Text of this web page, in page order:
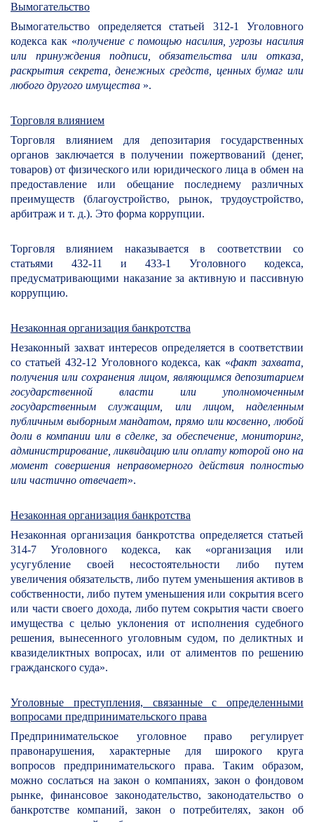
Вымогательство
Вымогательство определяется статьей 312-1 Уголовного
кодекса как «получение с помощью насилия, угрозы насилия
или принуждения подписи, обязательства или отказа,
раскрытия секрета, денежных средств, ценных бумаг или
любого другого имущества ».
Торговля влиянием
Торговля влиянием для депозитария государственных
органов заключается в получении пожертвований (денег,
товаров) от физического или юридического лица в обмен на
предоставление или обещание последнему различных
преимуществ (благоустройство, рынок, трудоустройство,
арбитраж и т. д.). Это форма коррупции.
Торговля влиянием наказывается в соответствии со
статьями 432-11 и 433-1 Уголовного кодекса,
предусматривающими наказание за активную и пассивную
коррупцию.
Незаконная организация банкротства
Незаконный захват интересов определяется в соответствии
со статьей 432-12 Уголовного кодекса, как «факт захвата,
получения или сохранения лицом, являющимся депозитарием
государственной власти или уполномоченным
государственным служащим, или лицом, наделенным
публичным выборным мандатом,прямо или косвенно, любой
доли в компании или в сделке, за обеспечение, мониторинг,
администрирование, ликвидацию или оплату которой оно на
момент совершения неправомерного действия полностью
или частично отвечает».
Незаконная организация банкротства
Незаконная организация банкротства определяется статьей
314-7 Уголовного кодекса, как «организация или
усугубление своей несостоятельности либо путем
увеличения обязательств, либо путем уменьшения активов в
собственности, либо путем уменьшения или сокрытия всего
или части своего дохода, либо путем сокрытия части своего
имущества с целью уклонения от исполнения судебного
решения, вынесенного уголовным судом, по деликтных и
квазиделиктных вопросах, или от алиментов по решению
гражданского суда».
Уголовные преступления, связанные с определенными
вопросами предпринимательского права
Предпринимательское уголовное право регулирует
правонарушения, характерные для широкого круга
вопросов предпринимательского права. Таким образом,
можно сослаться на закон о компаниях, закон о фондовом
рынке, финансовое законодательство, законодательство о
банкротстве компаний, закон о потребителях, закон об